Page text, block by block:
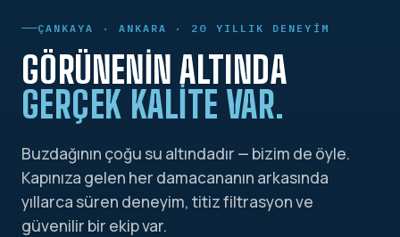
ÇANKAYA · ANKARA · 20 YILLIK DENEYIM
GÖRÜNENIN ALTINDA
GERÇEK KALITE VAR.
Buzdağının çoğu su altındadır — bizim de öyle.
Kapınıza gelen her damacananın arkasında
yıllarca süren deneyim, titiz filtrasyon ve
güvenilir bir ekip var.